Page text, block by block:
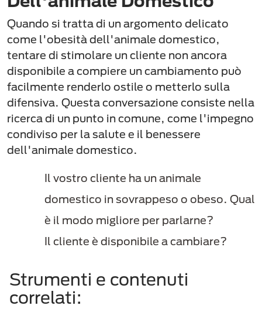
Quando si tratta di un argomento delicato
come l'obesità dell'animale domestico,
tentare di stimolare un cliente non ancora
disponibile a compiere un cambiamento può
facilmente renderlo ostile o metterlo sulla
difensiva. Questa conversazione consiste nella
ricerca di un punto in comune, come l'impegno
condiviso per la salute e il benessere
dell'animale domestico.
Il vostro cliente ha un animale
domestico in sovrappeso o obeso. Qual
è il modo migliore per parlarne?
Il cliente è disponibile a cambiare?
Strumenti e contenuti
correlati: